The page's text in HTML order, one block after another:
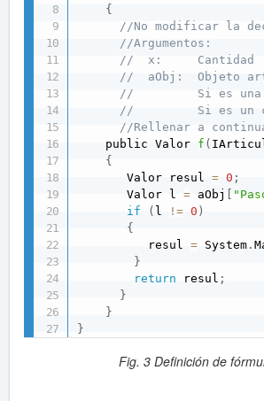
{
//No modificar la
//Argumentos:
//  x:     Cantidad
//  aObj:  Objeto
//         Si es una
//         Si es un
//Rellenar a
    public Valor
f (
{
       Valor resul
= 0 ;
       Valor l
= aObj [
if
( l != 0 )
{
          resul
= System .
}
return resul ;
}
}
}
Fig. 3 Definición de